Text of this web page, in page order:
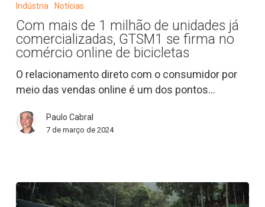
1
milhão
de
unidades
já
GTSM1
se
comércio
online
Indústria Notícias
Com mais de 1 milhão de unidades já
comercializadas, GTSM1 se firma no
comércio online de bicicletas
O relacionamento direto com o consumidor por
meio das vendas online é um dos pontos…
Paulo Cabral
7 de março de 2024